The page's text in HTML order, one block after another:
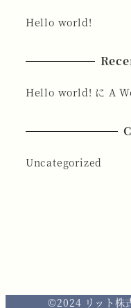
Hello world!
Hello world! に A
Uncategorized
©2024 リット